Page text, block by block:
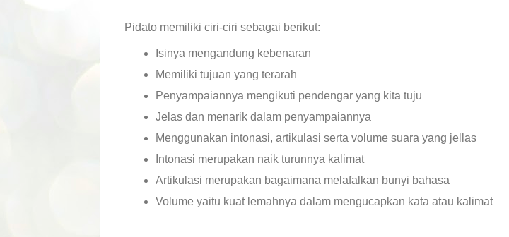
Pidato memiliki ciri-ciri sebagai berikut:
Isinya mengandung kebenaran
Memiliki tujuan yang terarah
Penyampaiannya mengikuti pendengar yang kita tuju
Jelas dan menarik dalam penyampaiannya
Menggunakan intonasi, artikulasi serta volume suara yang jellas
Intonasi merupakan naik turunnya kalimat
Artikulasi merupakan bagaimana melafalkan bunyi bahasa
Volume yaitu kuat lemahnya dalam mengucapkan kata atau kalimat